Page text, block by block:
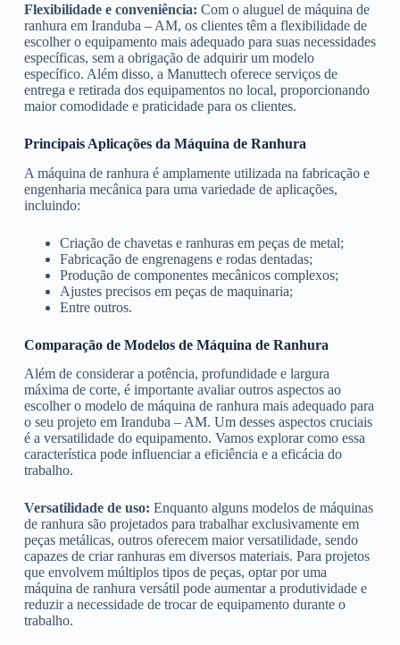
Flexibilidade e conveniência: Com o aluguel de máquina de
ranhura em Iranduba – AM, os clientes têm a flexibilidade de
escolher o equipamento mais adequado para suas necessidades
específicas, sem a obrigação de adquirir um modelo
específico. Além disso, a Manuttech oferece serviços de
entrega e retirada dos equipamentos no local, proporcionando
maior comodidade e praticidade para os clientes.
Principais Aplicações da Máquina de Ranhura
A máquina de ranhura é amplamente utilizada na fabricação e
engenharia mecânica para uma variedade de aplicações,
incluindo:
Criação de chavetas e ranhuras em peças de metal;
Fabricação de engrenagens e rodas dentadas;
Produção de componentes mecânicos complexos;
Ajustes precisos em peças de maquinaria;
Entre outros.
Comparação de Modelos de Máquina de Ranhura
Além de considerar a potência, profundidade e largura
máxima de corte, é importante avaliar outros aspectos ao
escolher o modelo de máquina de ranhura mais adequado para
o seu projeto em Iranduba – AM. Um desses aspectos cruciais
é a versatilidade do equipamento. Vamos explorar como essa
característica pode influenciar a eficiência e a eficácia do
trabalho.
Versatilidade de uso: Enquanto alguns modelos de máquinas
de ranhura são projetados para trabalhar exclusivamente em
peças metálicas, outros oferecem maior versatilidade, sendo
capazes de criar ranhuras em diversos materiais. Para projetos
que envolvem múltiplos tipos de peças, optar por uma
máquina de ranhura versátil pode aumentar a produtividade e
reduzir a necessidade de trocar de equipamento durante o
trabalho.